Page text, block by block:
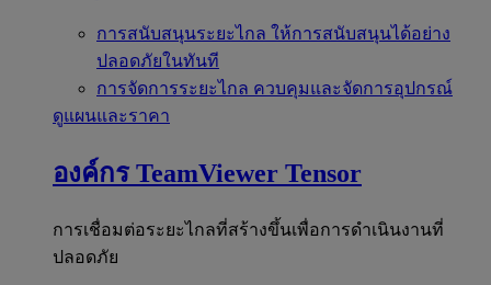
การสนับสนุนระยะไกล ให้การสนับสนุนได้อย่าง
ปลอดภัยในทันที
การจัดการระยะไกล ควบคุมและจัดการอุปกรณ์
ดูแผนและราคา
องค์กร TeamViewer Tensor
การเชื่อมต่อระยะไกลที่สร้างขึ้นเพื่อการดำเนินงานที่
ปลอดภัย